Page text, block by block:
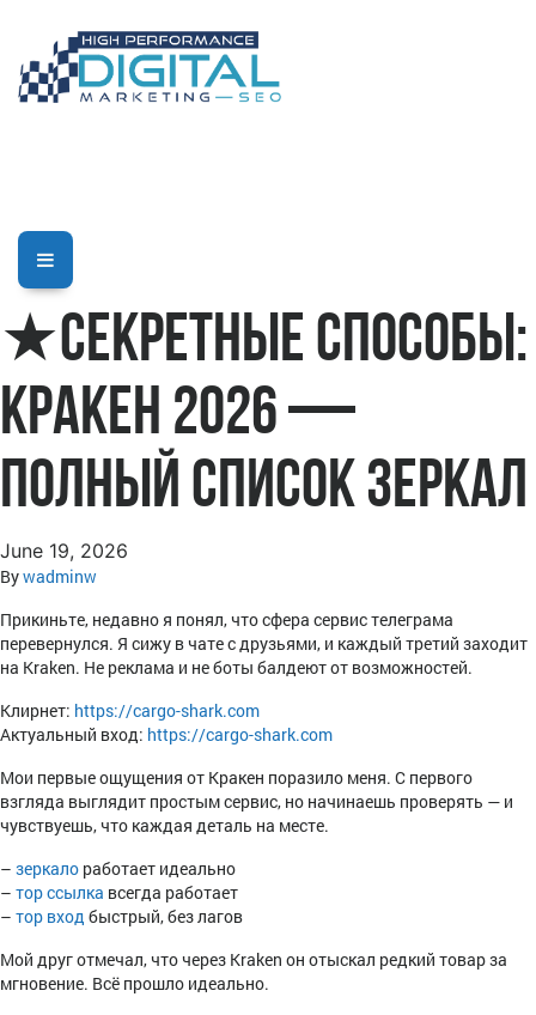
★Секретные способы:
Кракен 2026 —
полный список зеркал
June 19, 2026
Bywadminw
Прикиньте, недавно я понял, что сфера сервис телеграма
перевернулся. Я сижу в чате с друзьями, и каждый третий заходит
на Kraken. Не реклама и не боты балдеют от возможностей.
Клирнет: https://cargo-shark.com
Актуальный вход: https://cargo-shark.com
Мои первые ощущения от Кракен поразило меня. С первого
взгляда выглядит простым сервис, но начинаешь проверять — и
чувствуешь, что каждая деталь на месте.
– зеркало работает идеально
– тор ссылка всегда работает
– тор вход быстрый, без лагов
Мой друг отмечал, что через Kraken он отыскал редкий товар за
мгновение. Всё прошло идеально.